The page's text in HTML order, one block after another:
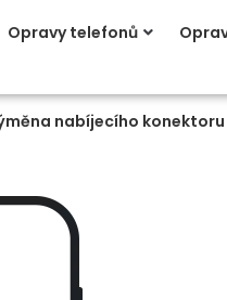
Opravy telefonů
nabíjecího konektoru